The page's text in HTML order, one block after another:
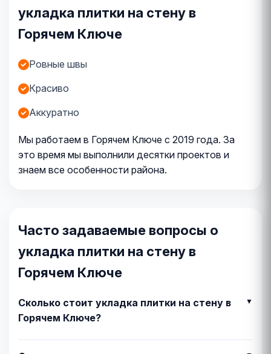
укладка плитки на стену в
Горячем Ключе
Ровные швы
Красиво
Аккуратно
Мы работаем в Горячем Ключе с 2019 года. За
это время мы выполнили десятки проектов и
знаем все особенности района.
Часто задаваемые вопросы о
укладка плитки на стену в
Горячем Ключе
Сколько стоит укладка плитки на стену в
Горячем Ключе?